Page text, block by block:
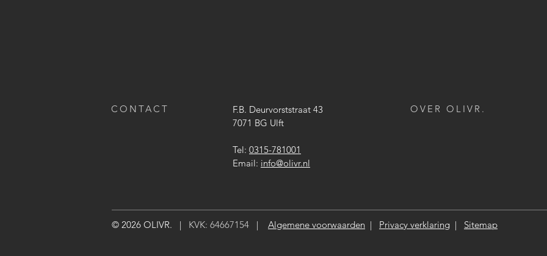
CONTACT F.B. Deurvorststraat 43
7071 BG Ulft
Tel: 0315-781001
Email: info@olivr.nl
OVER OLIVR.
© 2026 OLIVR. | KVK: 64667154 | Algemene voorwaarden | Privacy verklaring | Sitemap